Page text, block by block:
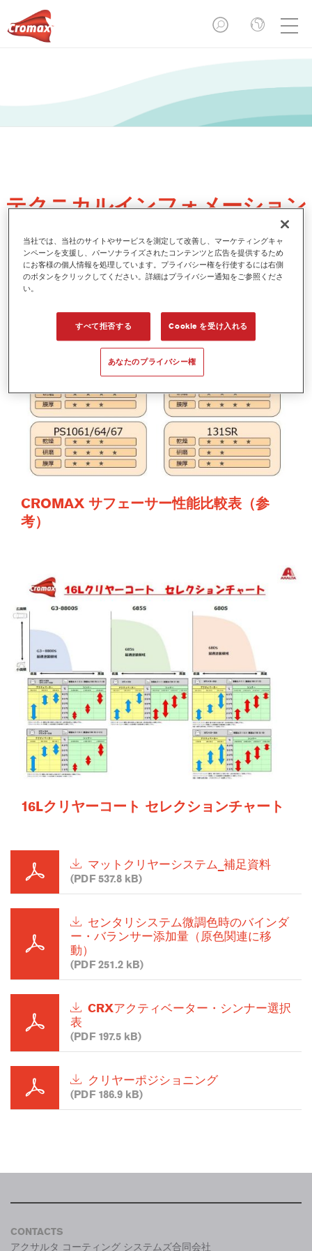
テクニカルインフォメーション
CROMAX サフェーサー性能比較表（参
考）
16Lクリヤーコート セレクションチャート
マットクリヤーシステム_補足資料
(PDF 537.8 kB)
センタリシステム微調色時のバインダ
ー・バランサー添加量（原色関連に移
動）
(PDF 251.2 kB)
CRXアクティベーター・シンナー選択
表
(PDF 197.5 kB)
クリヤーポジショニング
(PDF 186.9 kB)
CONTACTS
アクサルタ コーティング システムズ合同会社
当社では、当社のサイトやサービスを測定して改善し、マーケティングキャ
ンペーンを支援し、パーソナライズされたコンテンツと広告を提供するため
にお客様の個人情報を処理しています。プライバシー権を行使するには右側
のボタンをクリックしてください。詳細はプライバシー通知をご参照くださ
い。
すべて拒否する Cookie を受け入れる
あなたのプライバシー権